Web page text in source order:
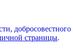
страницы.